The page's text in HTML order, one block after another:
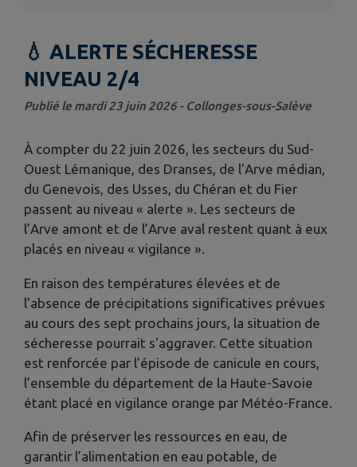
💧 ALERTE SÉCHERESSE
NIVEAU 2/4
Publié le mardi 23 juin 2026 - Collonges-sous-Salève
À compter du 22 juin 2026, les secteurs du Sud-
Ouest Lémanique, des Dranses, de l’Arve médian,
du Genevois, des Usses, du Chéran et du Fier
passent au niveau « alerte ». Les secteurs de
l’Arve amont et de l’Arve aval restent quant à eux
placés en niveau « vigilance ».
En raison des températures élevées et de
l’absence de précipitations significatives prévues
au cours des sept prochains jours, la situation de
sécheresse pourrait s'aggraver. Cette situation
est renforcée par l’épisode de canicule en cours,
l’ensemble du département de la Haute-Savoie
étant placé en vigilance orange par Météo-France.
Afin de préserver les ressources en eau, de
garantir l’alimentation en eau potable, de